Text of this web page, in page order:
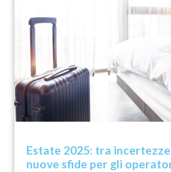
Estate 2025: tra
nuove sfide per gli